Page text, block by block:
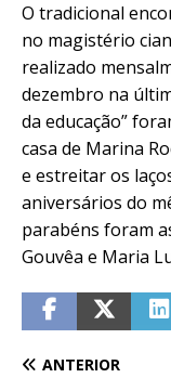
O tradicional
no magistério
realizado
dezembro na
da educação”
casa de Marina
e estreitar os
aniversários do
parabéns foram
Gouvêa e Maria
ANTERIOR